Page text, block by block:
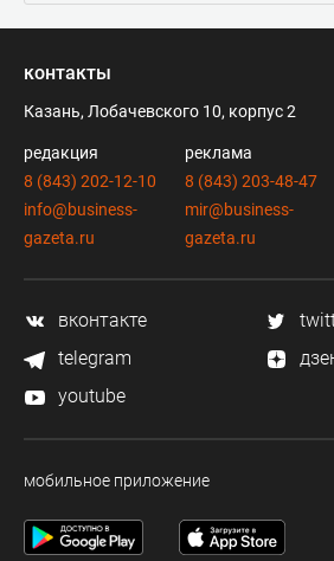
контакты
Казань, Лобачевского 10, корпус 2
редакция
8 (843) 202-12-10
info@business-
gazeta.ru
реклама
8 (843) 203-48-47
mir@business-
gazeta.ru
вконтакте
telegram
youtube
мобильное приложение